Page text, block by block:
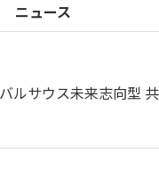
ニュース
ルサウス未来志向型